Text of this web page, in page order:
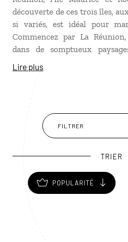
découverte de ces trois îles,
si variés, est idéal pour
Commencez par La
dans de somptueux
charmants villages créoles.
Rodrigues, un paradis
des Mauriciens !
Lire plus
FILTRER
TRIER
POPULARITÉ